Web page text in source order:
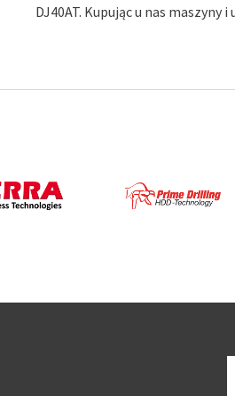
DJ40AT. Kupując u nas maszyny